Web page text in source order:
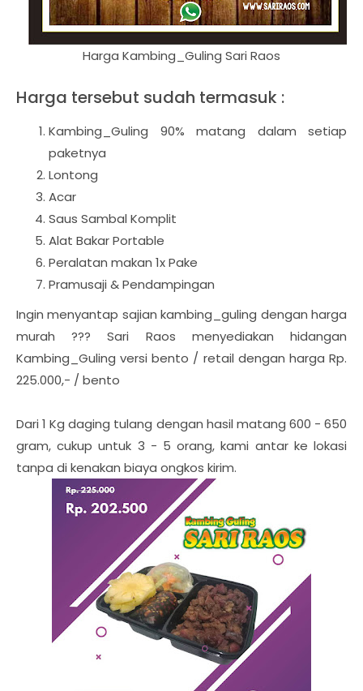
Harga Kambing_Guling Sari Raos
Harga tersebut sudah termasuk :
Kambing_Guling 90% matang dalam setiap
paketnya
Lontong
Acar
Saus Sambal Komplit
Alat Bakar Portable
Peralatan makan 1x Pake
Pramusaji & Pendampingan
Ingin menyantap sajian kambing_guling dengan harga
murah ??? Sari Raos menyediakan hidangan
Kambing_Guling versi bento / retail dengan harga Rp.
225.000,- / bento
Dari 1 Kg daging tulang dengan hasil matang 600 - 650
gram, cukup untuk 3 - 5 orang, kami antar ke lokasi
tanpa di kenakan biaya ongkos kirim.